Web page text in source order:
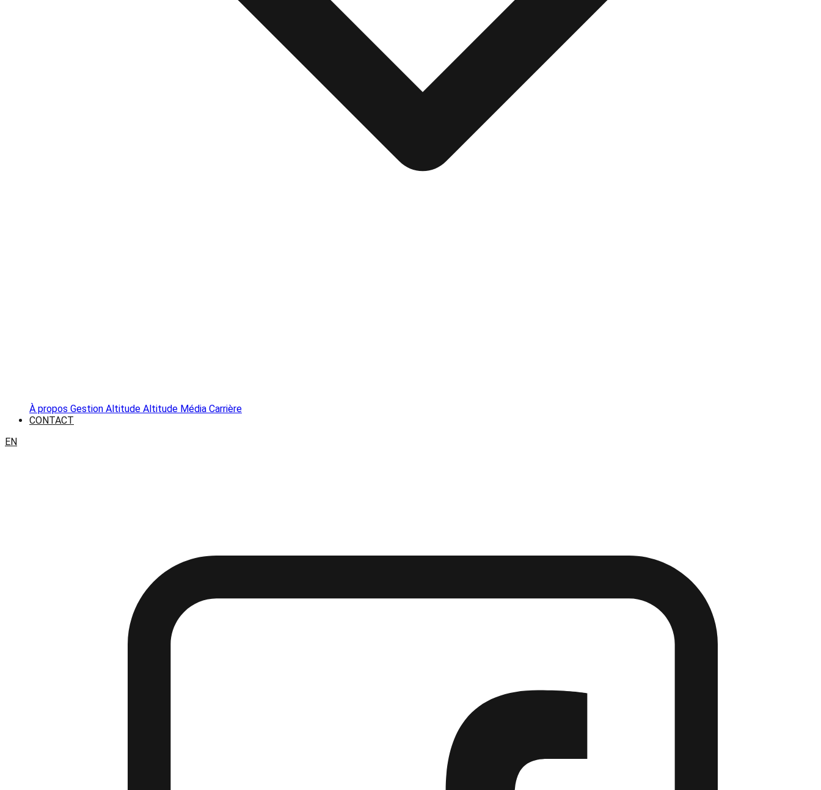
À propos Gestion Altitude Altitude Média Carrière
CONTACT
EN